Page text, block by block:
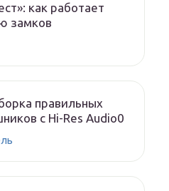
как работает
замков
правильных
с Hi-Res Audio0